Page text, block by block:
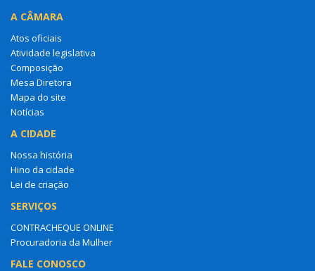
A CÂMARA
Atos oficiais
Atividade legislativa
Composição
Mesa Diretora
Mapa do site
Notícias
A CIDADE
Nossa história
Hino da cidade
Lei de criação
SERVIÇOS
CONTRACHEQUE ONLINE
Procuradoria da Mulher
FALE CONOSCO